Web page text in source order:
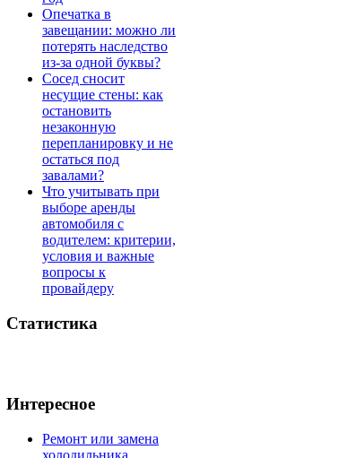
Опечатка в
завещании: можно ли
потерять наследство
из-за одной буквы?
Сосед сносит
несущие стены: как
остановить
незаконную
перепланировку и не
остаться под
завалами?
Что учитывать при
выборе аренды
автомобиля с
водителем: критерии,
условия и важные
вопросы к
провайдеру
Статистика
Интересное
Ремонт или замена